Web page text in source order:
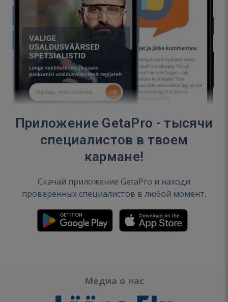
Приложение GetaPro - тысячи
специалистов в твоем
кармане!
Скачай приложение GetaPro и находи
проверенных специалистов в любой момент.
Медиа о нас